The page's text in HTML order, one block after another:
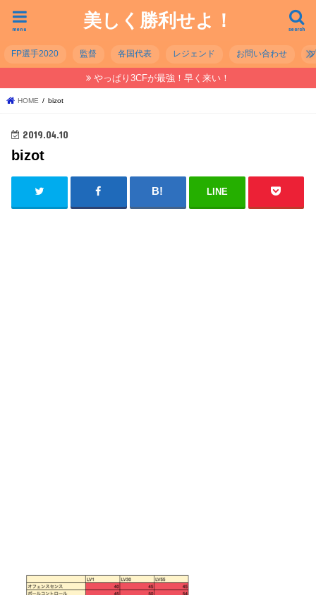
美しく勝利せよ！ search
menu
FP選手2020 監督 各国代表 レジェンド お問い合わせ
やっぱり3CFが最強！早く来い！
HOME bizot
2019.04.10
bizot
LINE